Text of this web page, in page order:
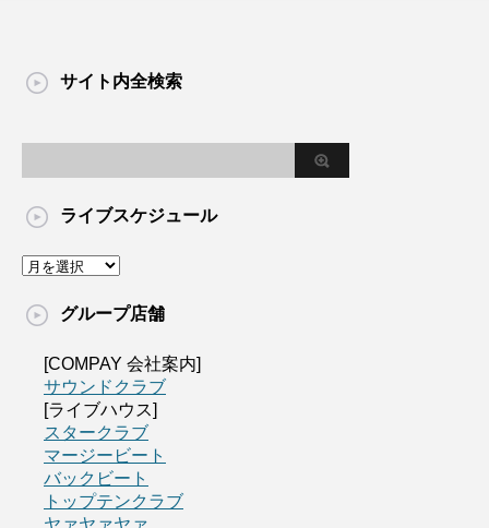
サイト内全検索
ライブスケジュール
グループ店舗
[COMPAY 会社案内]
サウンドクラブ
[ライブハウス]
スタークラブ
マージービート
バックビート
トップテンクラブ